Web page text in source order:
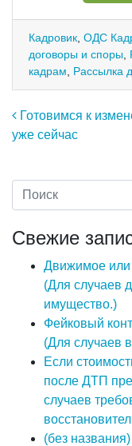
Кадровик ОДС
договоры и споры
кадрам
Рассылка
Навигация
Готовимся к
уже сейчас
Свежие
Движимое или
(Для случаев
имущество.)
Фейковый
(Для случаев
Если
после ДТП
случаев
(без названия)